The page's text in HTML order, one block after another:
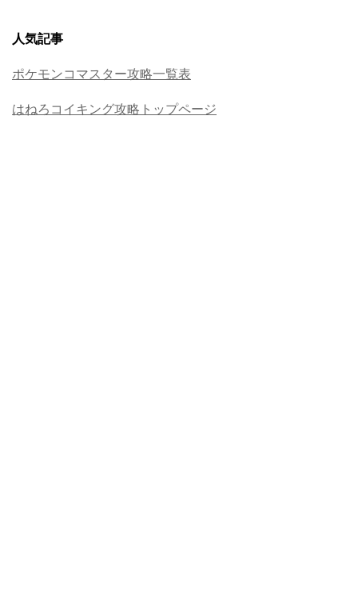
人気記事
ポケモンコマスター攻略一覧表
はねろコイキング攻略トップページ